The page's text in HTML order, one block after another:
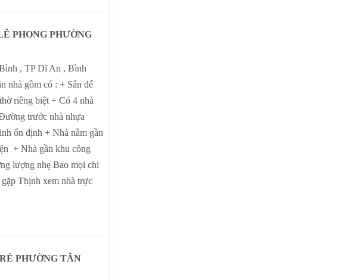
PHONG PHƯỜNG
, TP Dĩ An , Bình
nhà gồm có : + Sân để
riêng biệt + Có 4 nhà
trước nhà nhựa
ổn định + Nhà nằm gần
+ Nhà gần khu công
lượng nhẹ Bao mọi chi
Thịnh xem nhà trực
PHƯỜNG TÂN